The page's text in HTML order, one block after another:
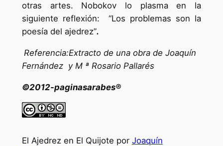
otras artes. Nobokov lo plasma en la
siguiente reflexión: “Los problemas son la
poesía del ajedrez”.
Referencia:Extracto de una obra de Joaquín
Fernández y M ª Rosario Pallarés
©2012-paginasarabes®
El Ajedrez en El Quijote por Joaquín